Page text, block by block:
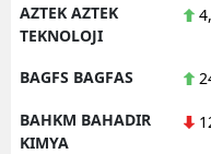
AZTEK AZTEK
TEKNOLOJI
BAGFS BAGFAS
BAHKM BAHADIR
KIMYA